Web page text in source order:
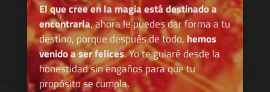
El que cree en la magia está destinado a
encontrarla, ahora le puedes dar forma a tu
destino, porque después de todo, hemos
venido a ser felices. Yo te guiaré desde la
honestidad sin engaños para que tu
propósito se cumpla.